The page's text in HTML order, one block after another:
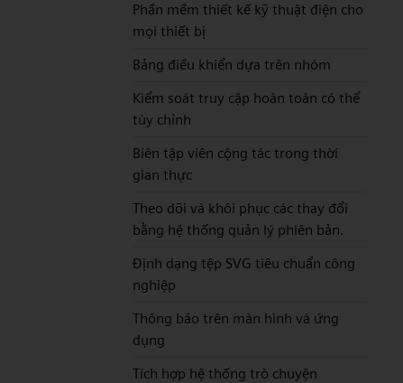
Phần mềm thiết kế kỹ thuật điện cho
mọi thiết bị
Bảng điều khiển dựa trên nhóm
Kiểm soát truy cập hoàn toàn có thể
tùy chỉnh
Biên tập viên cộng tác trong thời
gian thực
Theo dõi và khôi phục các thay đổi
bằng hệ thống quản lý phiên bản.
Định dạng tệp SVG tiêu chuẩn công
nghiệp
Thông báo trên màn hình và ứng
dụng
Tích hợp hệ thống trò chuyện